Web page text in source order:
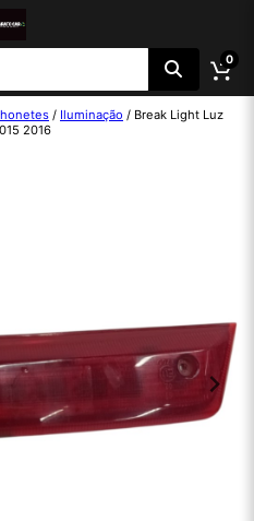
0
/ Iluminação / Break Light Luz
2016